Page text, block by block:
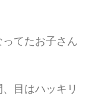
てたお子さん
目はハッキリ